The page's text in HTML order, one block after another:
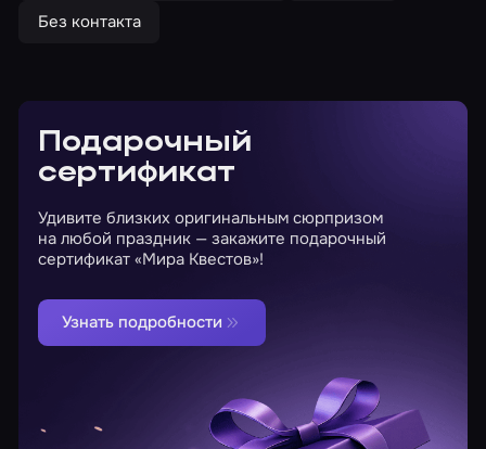
Без контакта
Подарочный
сертификат
Удивите близких оригинальным сюрпризом
на любой праздник — закажите подарочный
сертификат «Мира Квестов»!
Узнать подробности